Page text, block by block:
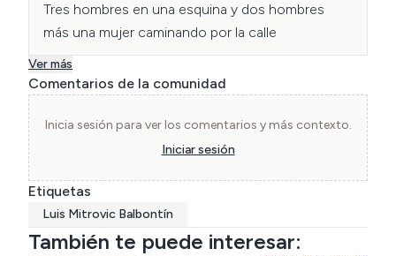
Tres hombres en una esquina y dos hombres
más una mujer caminando por la calle
Ver más
Comentarios de la comunidad
Inicia sesión para ver los comentarios y más contexto.
Iniciar sesión
Etiquetas
Luis Mitrovic Balbontín
También te puede interesar: